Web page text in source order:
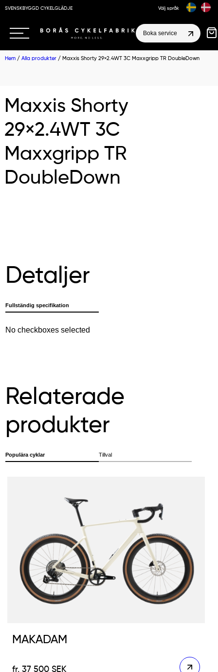
SVENSKBYGGD CYKELGLÄDJE Välj språk
Boka service
Hem / Alla produkter / Maxxis Shorty 29×2.4WT 3C Maxxgripp TR DoubleDown
Maxxis Shorty
29×2.4WT 3C
Maxxgripp TR
DoubleDown
Detaljer
Fullständig specifikation
No checkboxes selected
Relaterade
produkter
Populära cyklar Tillval
MAKADAM
37 500SEK